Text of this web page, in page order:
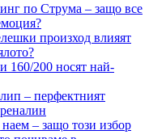
по Струма – защо все
произход влияят
160/200 носят най-
– перфектният
– защо този избор